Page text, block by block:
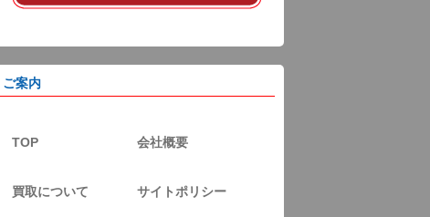
ご案内
TOP 会社概要
買取について サイトポリシー